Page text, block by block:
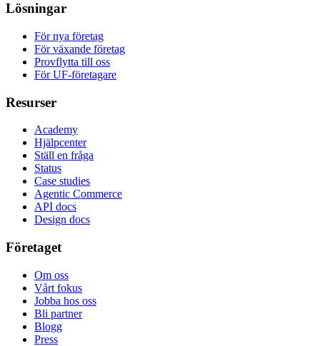
Lösningar
För nya företag
För växande företag
Provflytta till oss
För UF-företagare
Resurser
Academy
Hjälpcenter
Ställ en fråga
Status
Case studies
Agentic Commerce
API docs
Design docs
Företaget
Om oss
Vårt fokus
Jobba hos oss
Bli partner
Blogg
Press